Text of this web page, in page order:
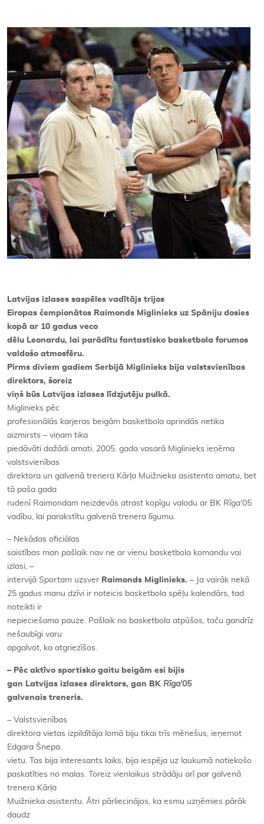
Latvijas izlases saspēles vadītājs trijos
Eiropas čempionātos Raimonds Miglinieks uz Spāniju dosies
kopā ar 10 gadus veco
dēlu Leonardu, lai parādītu fantastisko basketbola forumos
valdošo atmosfēru.
Pirms diviem gadiem Serbijā Miglinieks bija valstsvienības
direktors, šoreiz
viņš būs Latvijas izlases līdzjutēju pulkā.
Miglinieks pēc
profesionālās karjeras beigām basketbola aprindās netika
aizmirsts – viņam tika
piedāvāti dažādi amati. 2005. gada vasarā Miglinieks ieņēma
valstsvienības
direktora un galvenā trenera Kārļa Muižnieka asistenta amatu, bet
tā paša gada
rudenī Raimondam neizdevās atrast kopīgu valodu ar BK Rīga'05
vadību, lai parakstītu galvenā trenera līgumu.
– Nekādas oficiālas
saistības man pašlaik nav ne ar vienu basketbola komandu vai
izlasi, –
intervijā Sportam uzsver Raimonds Miglinieks. – Ja vairāk nekā
25 gadus manu dzīvi ir noteicis basketbola spēļu kalendārs, tad
noteikti ir
nepieciešama pauze. Pašlaik no basketbola atpūšos, taču gandrīz
nešaubīgi varu
apgalvot, ka atgriezīšos.
– Pēc aktīvo sportisko gaitu beigām esi bijis
gan Latvijas izlases direktors, gan BK Rīga'05
galvenais treneris.
– Valstsvienības
direktora vietas izpildītāja lomā biju tikai trīs mēnešus, ieņemot
Edgara Šnepa
vietu. Tas bija interesants laiks, bija iespēja uz laukumā notiekošo
paskatīties no malas. Toreiz vienlaikus strādāju arī par galvenā
trenera Kārļa
Muižnieka asistentu. Ātri pārliecinājos, ka esmu uzņēmies pārāk
daudz